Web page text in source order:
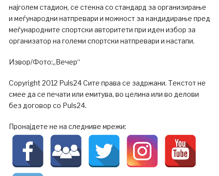
најголем стадион, се стекна со стандард за организирање
и меѓународни натпревари и можност за кандидирање пред
меѓународните спортски авторитети при иден избор за
организатор на големи спортски натпревари и настапи.
Извор/Фото:„Вечер“
Copyright 2012 Puls24 Сите права се задржани. Текстот не
смее да се печати или емитува, во целина или во делови
без договор со Puls24.
Пронајдете не на следниве мрежи: